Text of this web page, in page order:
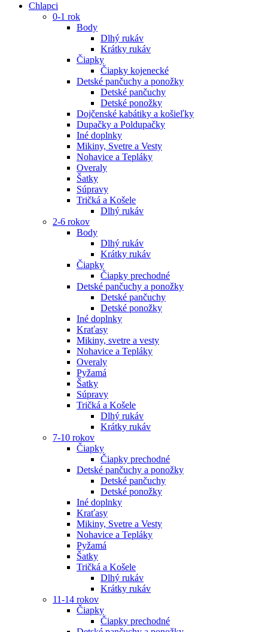
Chlapci
0-1 rok
Body
Dlhý rukáv
Krátky rukáv
Čiapky
Čiapky kojenecké
Detské pančuchy a ponožky
Detské pančuchy
Detské ponožky
Dojčenské kabátiky a košieľky
Dupačky a Poldupačky
Iné doplnky
Mikiny, Svetre a Vesty
Nohavice a Tepláky
Overaly
Šatky
Súpravy
Tričká a Košele
Dlhý rukáv
2-6 rokov
Body
Dlhý rukáv
Krátky rukáv
Čiapky
Čiapky prechodné
Detské pančuchy a ponožky
Detské pančuchy
Detské ponožky
Iné doplnky
Kraťasy
Mikiny, svetre a vesty
Nohavice a Tepláky
Overaly
Pyžamá
Šatky
Súpravy
Tričká a Košele
Dlhý rukáv
Krátky rukáv
7-10 rokov
Čiapky
Čiapky prechodné
Detské pančuchy a ponožky
Detské pančuchy
Detské ponožky
Iné doplnky
Kraťasy
Mikiny, Svetre a Vesty
Nohavice a Tepláky
Pyžamá
Šatky
Tričká a Košele
Dlhý rukáv
Krátky rukáv
11-14 rokov
Čiapky
Čiapky prechodné